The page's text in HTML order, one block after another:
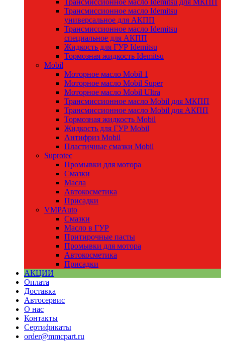
Трансмиссионное масло Idemitsu для МКПП
Трансмиссионное масло Idemitsu
универсальное для АКПП
Трансмиссионное масло Idemitsu
специальное для АКПП
Жидкость для ГУР Idemitsu
Тормозная жидкость Idemitsu
Mobil
Моторное масло Mobil 1
Моторное масло Mobil Super
Моторное масло Mobil Ultra
Трансмиссионное масло Mobil для МКПП
Трансмиссионное масло Mobil для АКПП
Тормозная жидкость Mobil
Жидкость для ГУР Mobil
Антифриз Mobil
Пластичные смазки Mobil
Suprotec
Промывки для мотора
Смазки
Масла
Автокосметика
Присадки
VMPAuto
Смазки
Масло в ГУР
Притирочные пасты
Промывки для мотора
Автокосметика
Присадки
АКЦИИ
Оплата
Доставка
Автосервис
О нас
Контакты
Сертификаты
order@mmcpart.ru